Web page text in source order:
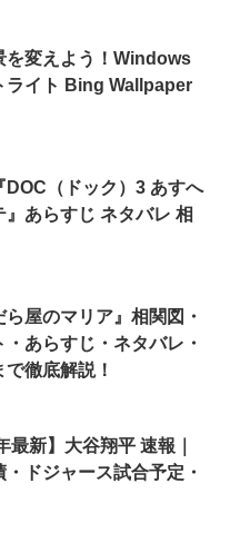
を変えよう！Windows
ライト Bing Wallpaper
DOC（ドック）3 あすへ
』あらすじ ネタバレ 相
ら屋のマリア』相関図・
・あらすじ・ネタバレ・
徹底解説！
最新】大谷翔平 速報｜
・ドジャース試合予定・